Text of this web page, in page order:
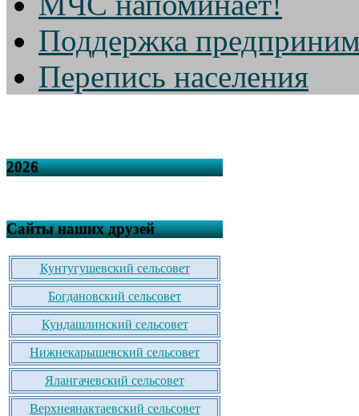
Поддержка
Перепись населения
2026
Сайты наших друзей
Кунтугушевский сельсовет
Богдановский сельсовет
Кундашлинский сельсовет
Нижнекарышевский сельсовет
Ялангачевский сельсовет
Верхнеянактаевский сельсовет